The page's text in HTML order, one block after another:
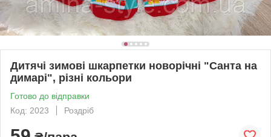
Дитячі зимові шкарпетки новорічні "Санта на
димарі", різні кольори
Готово до відправки
Код: 2023
Роздріб